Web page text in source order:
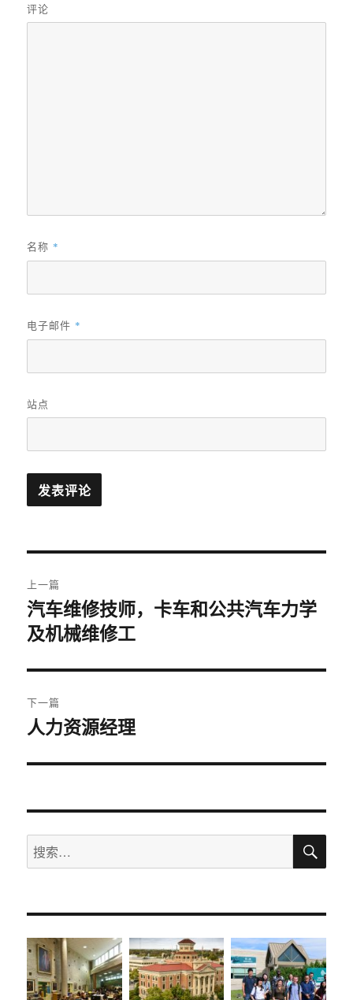
评论
名称 *
电子邮件 *
站点
章
导
航
上一篇
上
篇
章：
汽车维修技师，卡车和公共汽车力学
及机械维修工
下一篇
下
文
人力资源经理
搜
索：
搜